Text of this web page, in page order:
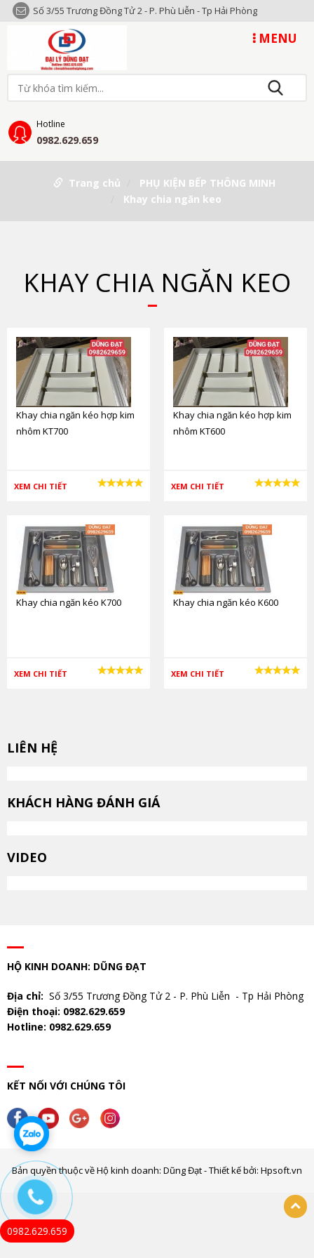
Số 3/55 Trương Đồng Tử 2 - P. Phù Liễn - Tp Hải Phòng
MENU
Hotline
0982.629.659
Trang chủ
PHỤ KIỆN BẾP THÔNG MINH
Khay chia ngăn keo
KHAY CHIA NGĂN KEO
Khay chia ngăn kéo hợp kim
nhôm KT700
XEM CHI TIẾT
Khay chia ngăn kéo hợp kim
nhôm KT600
XEM CHI TIẾT
Khay chia ngăn kéo K700
XEM CHI TIẾT
Khay chia ngăn kéo K600
XEM CHI TIẾT
LIÊN HỆ
KHÁCH HÀNG ĐÁNH GIÁ
VIDEO
HỘ KINH DOANH: DŨNG ĐẠT
Địa chỉ: Số 3/55 Trương Đồng Tử 2 - P. Phù Liễn - Tp Hải Phòng
Điện thoại: 0982.629.659
Hotline: 0982.629.659
KẾT NỐI VỚI CHÚNG TÔI
Bản quyền thuộc về Hộ kinh doanh: Dũng Đạt - Thiết kế bởi: Hpsoft.vn
0982.629.659